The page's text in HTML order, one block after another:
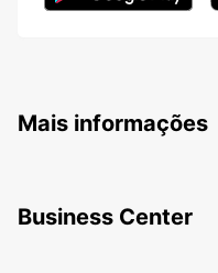
Mais informações
Business Center